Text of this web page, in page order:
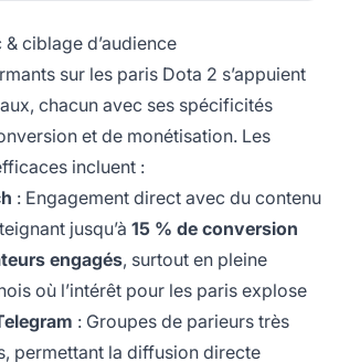
ciblage d’audience
sur les paris Dota 2 s’appuient
chacun avec ses spécificités
et de monétisation. Les
incluent :
: Engagement direct avec du contenu
jusqu’à 15 % de conversion
engagés, surtout en pleine
où l’intérêt pour les paris explose
: Groupes de parieurs très
permettant la diffusion directe